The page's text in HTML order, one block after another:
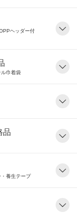
ヘッダー付
巾着袋
品
養生テープ